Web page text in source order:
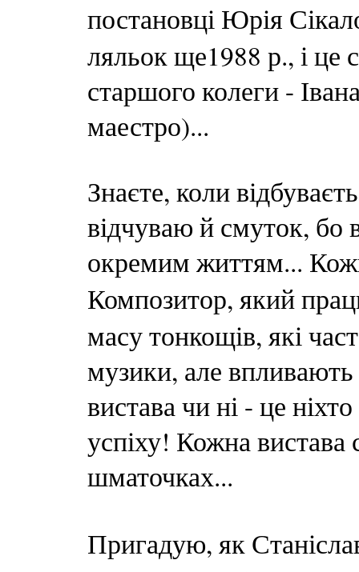
постановці Юрія
ляльок ще1988 р., і це
старшого колеги -
маестро)...
Знаєте, коли
відчуваю й смуток, бо
окремим життям...
Композитор, який
масу тонкощів, які
музики, але
вистава чи ні - це
успіху! Кожна вистава
шматочках...
Пригадую, як